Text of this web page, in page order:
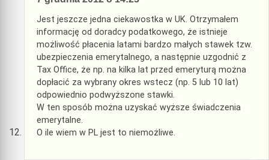
Jest jeszcze jedna ciekawostka w UK. Otrzymałem
informację od doradcy podatkowego, że istnieje
możliwość płacenia latami bardzo małych stawek tzw.
ubezpieczenia emerytalnego, a następnie uzgodnić z
Tax Office, że np. na kilka lat przed emeryturą można
dopłacić za wybrany okres wstecz (np. 5 lub 10 lat)
odpowiednio podwyższone stawki.
W ten sposób można uzyskać wyższe świadczenia
emerytalne.
O ile wiem w PL jest to niemożliwe.